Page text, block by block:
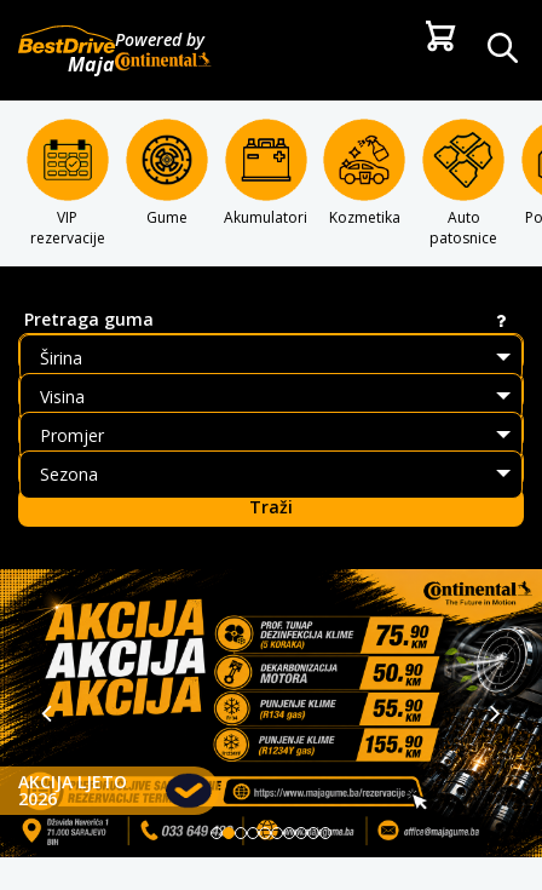
Maja
Powered by
VIP
rezervacije
Gume Akumulatori Kozmetika
Auto
patosnice
AKCIJA LJETO
2026
Pretraga guma
Širina
Visina
Promjer
Sezona
Traži